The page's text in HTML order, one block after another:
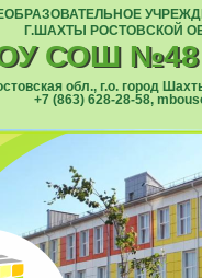
обл., г.о. город
+7 (863) 628-28-58,
СОШ
Г.ШАХТЫ РОСТОВСКОЙ